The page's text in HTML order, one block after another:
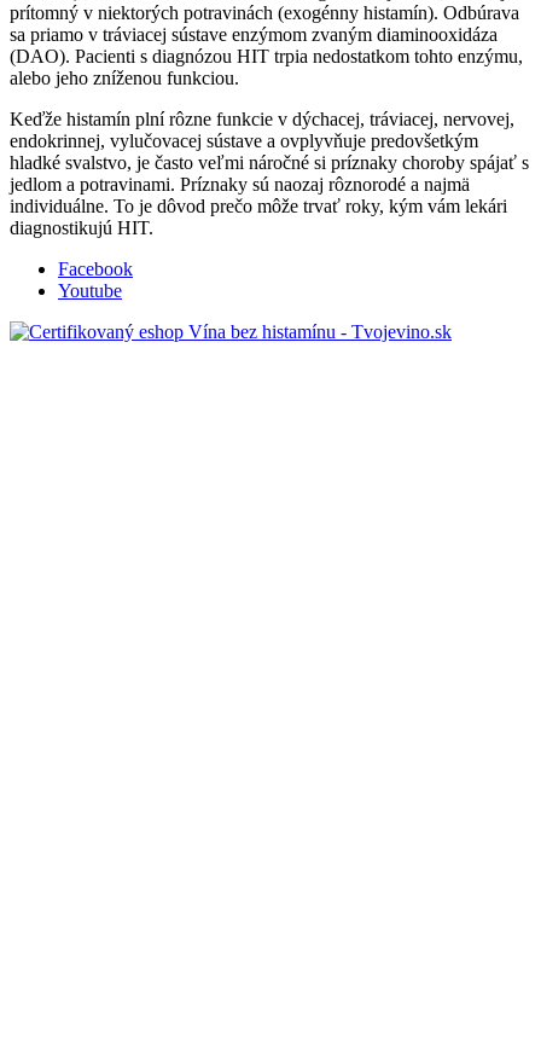
prítomný v niektorých potravinách (exogénny histamín). Odbúrava
sa priamo v tráviacej sústave enzýmom zvaným diaminooxidáza
(DAO). Pacienti s diagnózou HIT trpia nedostatkom tohto enzýmu,
alebo jeho zníženou funkciou.
Keďže histamín plní rôzne funkcie v dýchacej, tráviacej, nervovej,
endokrinnej, vylučovacej sústave a ovplyvňuje predovšetkým
hladké svalstvo, je často veľmi náročné si príznaky choroby spájať s
jedlom a potravinami. Príznaky sú naozaj rôznorodé a najmä
individuálne. To je dôvod prečo môže trvať roky, kým vám lekári
diagnostikujú HIT.
Facebook
Youtube